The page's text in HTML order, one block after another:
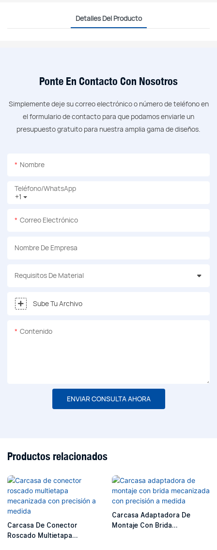
Detalles Del Producto
Ponte En Contacto Con Nosotros
Simplemente deje su correo electrónico o número de teléfono en
el formulario de contacto para que podamos enviarle un
presupuesto gratuito para nuestra amplia gama de diseños.
Nombre
+1
Teléfono/WhatsApp
Correo Electrónico
Nombre De Empresa
Requisitos De Material
Sube Tu Archivo
Contenido
ENVIAR CONSULTA AHORA
Productos relacionados
Carcasa De Conector
Roscado Multietapa
Carcasa Adaptadora De
Montaje Con Brida